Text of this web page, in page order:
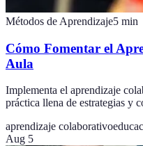
Métodos de Aprendizaje5 min
Cómo Fomentar el
Aula
Implementa el aprendizaje
práctica llena de estrategias y
aprendizaje colaborativo
Aug 5